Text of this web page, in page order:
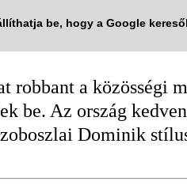
be, hogy a Google
robbant a közösségi
be. Az ország
Dominik